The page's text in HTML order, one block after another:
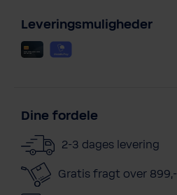
Leveringsmuligheder
Dine fordele
2-3 dages levering
Gratis fragt over 899,-